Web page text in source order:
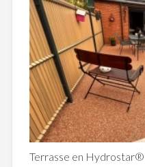
Terrasse en Hydrostar®